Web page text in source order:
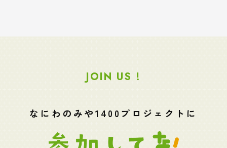
JOIN US !
なにわのみや1400プロジェクトに